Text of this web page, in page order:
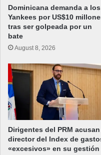
Dominicana demanda a los
Yankees por US$10
tras ser golpeada por un
bate
August 8, 2026
Dirigentes del PRM acusan
director del Index de
«excesivos» en su gestión